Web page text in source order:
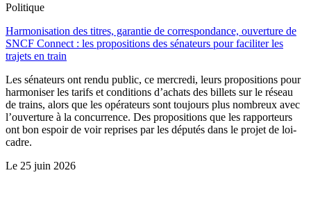
Politique
Harmonisation des titres, garantie de correspondance, ouverture de
SNCF Connect : les propositions des sénateurs pour faciliter les
trajets en train
Les sénateurs ont rendu public, ce mercredi, leurs propositions pour
harmoniser les tarifs et conditions d’achats des billets sur le réseau
de trains, alors que les opérateurs sont toujours plus nombreux avec
l’ouverture à la concurrence. Des propositions que les rapporteurs
ont bon espoir de voir reprises par les députés dans le projet de loi-
cadre.
Le 25 juin 2026